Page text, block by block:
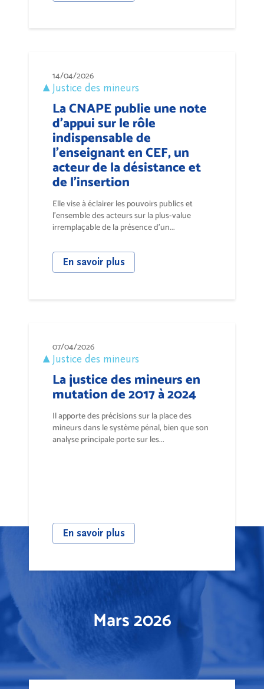
14/04/2026
Justice des mineurs
La CNAPE publie une note
d’appui sur le rôle
indispensable de
l’enseignant en CEF, un
acteur de la désistance et
de l’insertion
Elle vise à éclairer les pouvoirs publics et
l’ensemble des acteurs sur la plus-value
irremplaçable de la présence d’un...
En savoir plus
07/04/2026
Justice des mineurs
La justice des mineurs en
mutation de 2017 à 2024
Il apporte des précisions sur la place des
mineurs dans le système pénal, bien que son
analyse principale porte sur les...
En savoir plus
Mars 2026